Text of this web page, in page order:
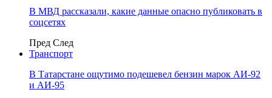
В МВД рассказали, какие данные опасно публиковать в
соцсетях
Пред След
Транспорт
В Татарстане ощутимо подешевел бензин марок АИ-92
и АИ-95